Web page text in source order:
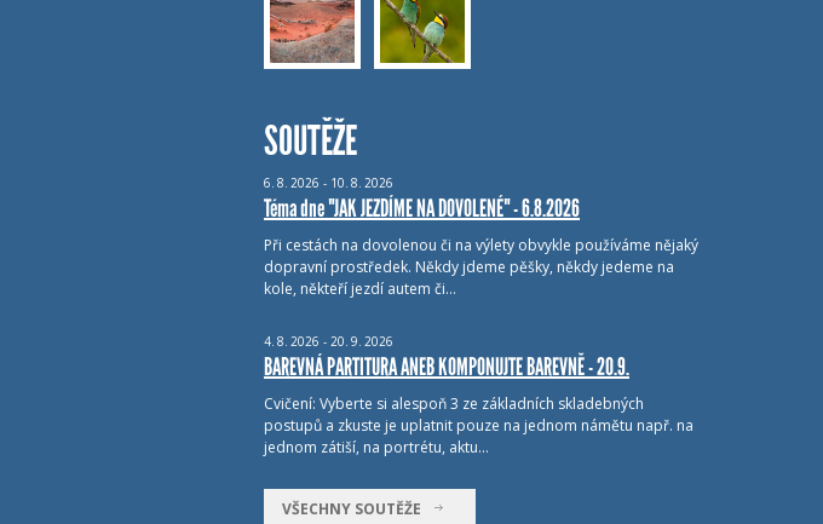
SOUTĚŽE
6. 8. 2026 - 10. 8. 2026
Téma dne "JAK JEZDÍME NA DOVOLENÉ" - 6.8.2026
Při cestách na dovolenou či na výlety obvykle používáme nějaký
dopravní prostředek. Někdy jdeme pěšky, někdy jedeme na
kole, někteří jezdí autem či…
4. 8. 2026 - 20. 9. 2026
BAREVNÁ PARTITURA ANEB KOMPONUJTE BAREVNĚ - 20.9.
Cvičení: Vyberte si alespoň 3 ze základních skladebných
postupů a zkuste je uplatnit pouze na jednom námětu např. na
jednom zátiší, na portrétu, aktu…
VŠECHNY SOUTĚŽE